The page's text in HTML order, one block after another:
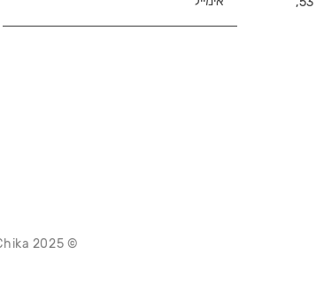
© 2025 Chika – חנות קוסמטיקה מקצועית